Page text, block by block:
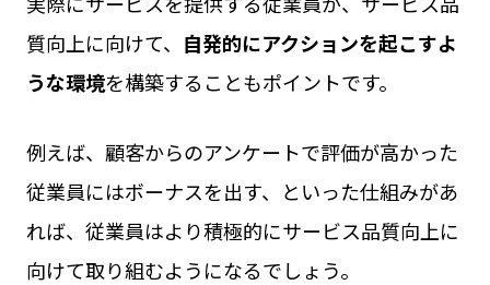
質向上に向けて、 自発的にアクションを起こすよ
うな環境を構築することもポイントです。
例えば、顧客からのアンケートで評価が高かった
従業員にはボーナスを出す、といった仕組みがあ
れば、従業員はより積極的にサービス品質向上に
向けて取り組むようになるでしょう。